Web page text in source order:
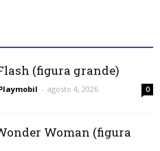
(figura grande)
- agosto 4, 2026 0
Woman (figura